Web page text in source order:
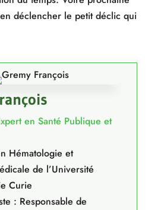
déclencher le petit déclic qui
en Santé Publique et
Hématologie et
de l’Université
Curie
: Responsable de